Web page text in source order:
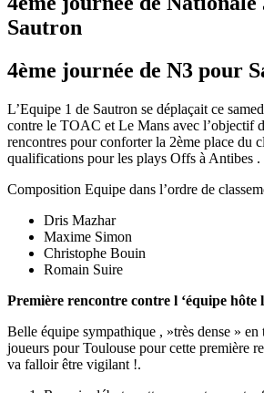
Sautron
4ème journée de N3 pour
L’Equipe 1 de Sautron se déplaçait ce
contre le TOAC et Le Mans avec l’objectif
rencontres pour conforter la 2ème place du
qualifications pour les plays Offs à Antibes .
Composition Equipe dans l’ordre de
Dris Mazhar
Maxime Simon
Christophe Bouin
Romain Suire
Première rencontre contre l ‘équipe
Belle équipe sympathique , »très dense » en
joueurs pour Toulouse pour cette première
va falloir être vigilant !.